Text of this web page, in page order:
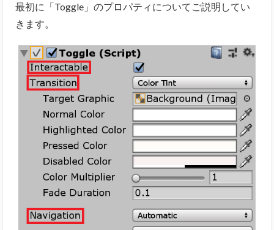
最初に「Toggle」のプロパティについてご説明してい
きます。